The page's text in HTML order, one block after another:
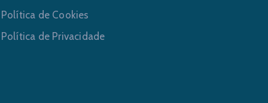
Política de Cookies
Política de Privacidade